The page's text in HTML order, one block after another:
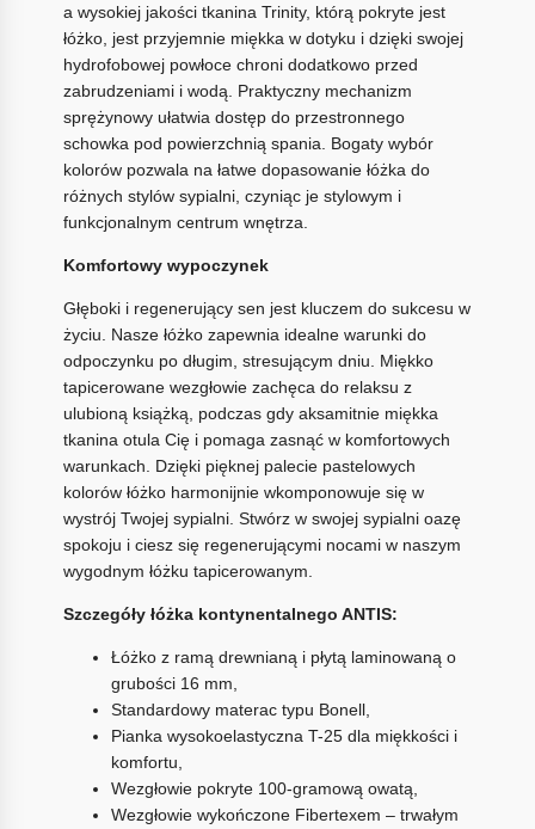
a wysokiej jakości tkanina Trinity, którą pokryte jest
łóżko, jest przyjemnie miękka w dotyku i dzięki swojej
hydrofobowej powłoce chroni dodatkowo przed
zabrudzeniami i wodą. Praktyczny mechanizm
sprężynowy ułatwia dostęp do przestronnego
schowka pod powierzchnią spania. Bogaty wybór
kolorów pozwala na łatwe dopasowanie łóżka do
różnych stylów sypialni, czyniąc je stylowym i
funkcjonalnym centrum wnętrza.
Komfortowy wypoczynek
Głęboki i regenerujący sen jest kluczem do sukcesu w
życiu. Nasze łóżko zapewnia idealne warunki do
odpoczynku po długim, stresującym dniu. Miękko
tapicerowane wezgłowie zachęca do relaksu z
ulubioną książką, podczas gdy aksamitnie miękka
tkanina otula Cię i pomaga zasnąć w komfortowych
warunkach. Dzięki pięknej palecie pastelowych
kolorów łóżko harmonijnie wkomponowuje się w
wystrój Twojej sypialni. Stwórz w swojej sypialni oazę
spokoju i ciesz się regenerującymi nocami w naszym
wygodnym łóżku tapicerowanym.
Szczegóły łóżka kontynentalnego ANTIS:
Łóżko z ramą drewnianą i płytą laminowaną o
grubości 16 mm,
Standardowy materac typu Bonell,
Pianka wysokoelastyczna T-25 dla miękkości i
komfortu,
Wezgłowie pokryte 100-gramową owatą,
Wezgłowie wykończone Fibertexem – trwałym